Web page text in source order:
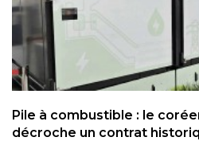
Pile à combustible : le
décroche un contrat